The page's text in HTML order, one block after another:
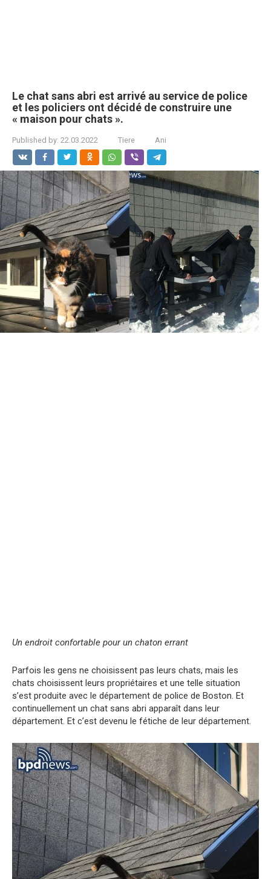
Le chat sans abri est arrivé au service de police
et les policiers ont décidé de construire une
« maison pour chats ».
Published by: 22.03.2022 Tiere Ani
Un endroit confortable pour un chaton errant
Parfois les gens ne choisissent pas leurs chats, mais les
chats choisissent leurs propriétaires et une telle situation
s’est produite avec le département de police de Boston. Et
continuellement un chat sans abri apparaît dans leur
département. Et c’est devenu le fétiche de leur département.